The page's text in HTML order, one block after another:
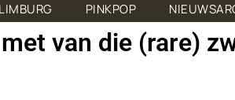
PINKPOP
van die (rare)